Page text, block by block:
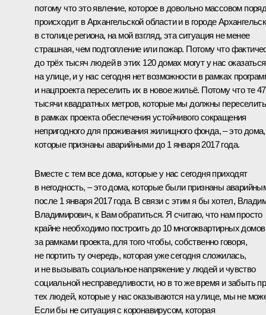
потому что это явление, которое в довольно массовом
происходит в Архангельской области и в городе
в столице региона, на мой взгляд, эта ситуация не менее
страшная, чем подтопление или пожар. Потому что
до трёх тысяч людей в этих 120 домах могут у нас оказаться
на улице, и у нас сегодня нет возможности в рамках
и нацпроекта переселить их в новое жильё. Потому что те
тысячи квадратных метров, которые мы должны переселить
в рамках проекта обеспечения устойчивого сокращения
непригодного для проживания жилищного фонда, – это дома,
которые признаны аварийными до 1 января 2017 года.
Вместе с тем все дома, которые у нас сегодня приходят
в негодность, – это дома, которые были признаны
после 1 января 2017 года. В связи с этим я бы хотел,
Владимирович, к Вам обратиться. Я считаю, что нам просто
крайне необходимо построить до 10 многоквартирных домов
за рамками проекта, для того чтобы, собственно говоря,
не портить ту очередь, которая уже сегодня сложилась,
и не вызывать социальное напряжение у людей и чувство
социальной несправедливости, но в то же время и забыть
тех людей, которые у нас оказываются на улице, мы не
Если бы не ситуация с коронавирусом, которая